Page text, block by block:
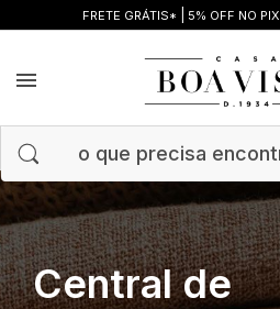
FRETE GRÁTIS* 5% OFF NO PIX
Central de